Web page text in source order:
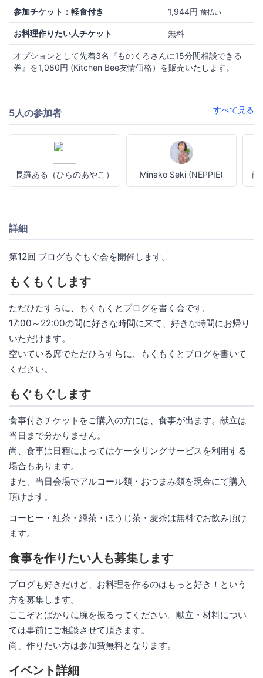
参加チケット：軽食付き 1,944円 前払い
お料理作りたい人チケット 無料
オプションとして先着3名『ものくろさんに15分間相談できる
券』を1,080円 (Kitchen Bee友情価格）を販売いたします。
5人の参加者 すべて見る
長羅ある（ひらのあやこ） Minako Seki (NEPPIE) 藤
詳細
第12回 ブログもぐもぐ会を開催します。
もくもくします
ただひたすらに、もくもくとブログを書く会です。
17:00～22:00の間に好きな時間に来て、好きな時間にお帰り
いただけます。
空いている席でただひらすらに、もくもくとブログを書いて
ください。
もぐもぐします
食事付きチケットをご購入の方には、食事が出ます。献立は
当日まで分かりません。
尚、食事は日程によってはケータリングサービスを利用する
場合もあります。
また、当日会場でアルコール類・おつまみ類を現金にて購入
頂けます。
コーヒー・紅茶・緑茶・ほうじ茶・麦茶は無料でお飲み頂け
ます。
食事を作りたい人も募集します
ブログも好きだけど、お料理を作るのはもっと好き！という
方を募集します。
ここぞとばかりに腕を振るってください。献立・材料につい
ては事前にご相談させて頂きます。
尚、作りたい方は参加費無料となります。
イベント詳細